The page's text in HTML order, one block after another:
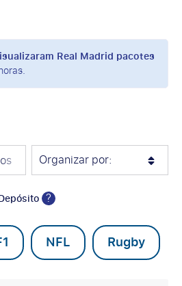
Real Madrid pacotes
Organizar por:
?
NFL Rugby